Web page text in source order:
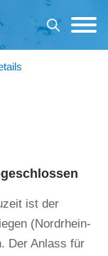
ist der
(Nordrhein-
Der Anlass für